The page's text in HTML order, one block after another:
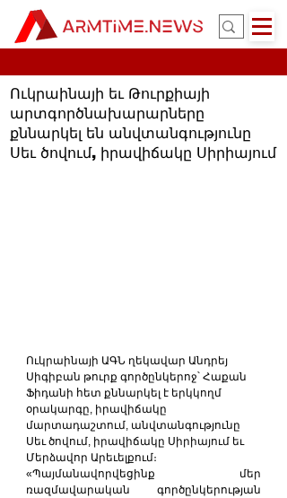
Ուկրաինայի եւ Թուրքիայի
արտգործնախարարները
քննարկել են անվտանգությունը
Սեւ ծովում, իրավիճակը Սիրիայում
Ուկրաինայի ԱԳՆ ղեկավար Անդրեյ
Սիգիբան թուրք գործընկերոջ՝ Հաքան
Ֆիդանի հետ քննարկել է երկկողմ
օրակարգը, իրավիճակը
մարտադաշտում, անվտանգությունը
Սեւ ծովում, իրավիճակը Սիրիայում եւ
Մերձավոր Արեւելքում։
«Պայմանավորվեցինք մեր
ռազմավարական գործընկերության